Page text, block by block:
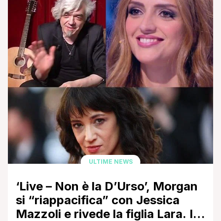
ULTIME NEWS
‘Live – Non è la D’Urso’, Morgan
si “riappacifica” con Jessica
Mazzoli e rivede la figlia Lara. In